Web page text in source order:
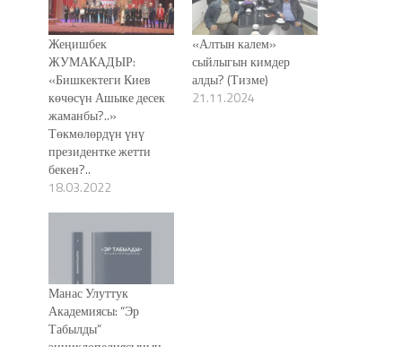
Жеңишбек
ЖУМАКАДЫР:
«Бишкектеги Киев
көчөсүн Ашыке десек
жаманбы?..»
Төкмөлөрдүн үнү
президентке жетти
бекен?..
18.03.2022
«Алтын калем»
сыйлыгын кимдер
алды? (Тизме)
21.11.2024
Манас Улуттук
Академиясы: “Эр
Табылды”